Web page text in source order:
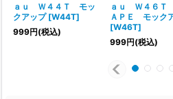
ａｕ Ｗ４４Ｔ モッ
クアップ [W44T]
999円(税込)
ａｕ Ｗ４６Ｔ
ＡＰＥ モック
[W46T]
999円(税込)